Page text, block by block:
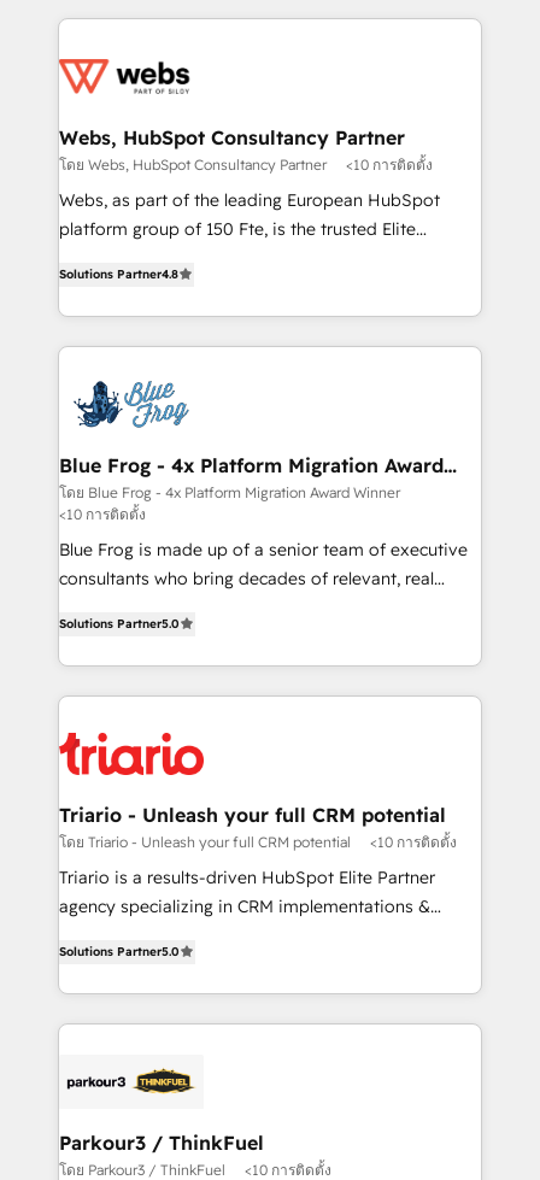
adoption, sales process and marketing results.
the first time 🔧 Designing and optimising your
and build using HubSpot 🔌 Integrating HubSpot
with other systems 🎓 Training your teams to be
HubSpot pros 📊 Lead generation services using
HubSpot Why us? - SIX HubSpot Accreditations -
CRM, Solutions Architecture, Onboarding , Data
Migration, Custom Integration & Platform
team of 25+ experts Contact us today to help you
get more from your investment in HubSpot.
Webs, HubSpot Consultancy Partner
โดย Webs, HubSpot Consultancy Partner <10 การติดตั้ง
Webs, as part of the leading European HubSpot
platform group of 150 Fte, is the trusted Elite
maximizing EBITDA and achieving Commercial
Excellence. With our targeted processes, we
strengthen your digital transformation and minimize
Implementation partner, we provide expertise to
drive your business forward. Since 2015 we are fully
dedicated to HubSpot and with an experienced
team (50+), we work with reputable companies in
B2B sectors such as manufacturing, SaaS and
business services. We prepare a customized
business case that demonstrates the value and
detailed financial rationale with a focus on ROI and
TCO. As a trusted extension of your team, we
believe in the power of partnership. Together, we
business up for long-term success. Unlock your
business. If not now, when?
Solutions Partner4.8
Blue Frog - 4x Platform Migration Award
Winner
โดย Blue Frog - 4x Platform Migration Award Winner
<10 การติดตั้ง
Blue Frog is made up of a senior team of executive
consultants who bring decades of relevant, real
Frog is a top, trusted partner in HubSpot's
ecosystem for a reason. Their team brings over a
decade of experience to the table, along with deep
for driving growth. They are committed to helping
our customers grow and finding solutions that fit
their unique business needs. We are thrilled to have
Blue Frog in the HubSpot ecosystem leading the
way for customers!" - Yamini Rangan, CEO of
of experience and quality of skilled staff has earned
them a trusted reputation within the HubSpot
Program, HubSpot.
Solutions Partner5.0
Triario - Unleash your full CRM potential
โดย Triario - Unleash your full CRM potential <10 การติดตั้ง
Triario is a results-driven HubSpot Elite Partner
agency specializing in CRM implementations &
Integrations, Custom AI agents and AI-ready Website
Design With over 15 years of experience, we help
companies bridge the gap between marketing, sales,
data hygiene, and tailored HubSpot solutions. Our
a global consultancy with the care and agility of a
boutique firm. At Triario, we’re big enough to deliver
Solutions Partner5.0
Parkour3 / ThinkFuel
โดย Parkour3 / ThinkFuel <10 การติดตั้ง